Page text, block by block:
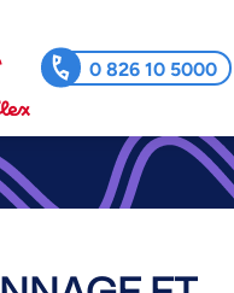
0 826 10 5000